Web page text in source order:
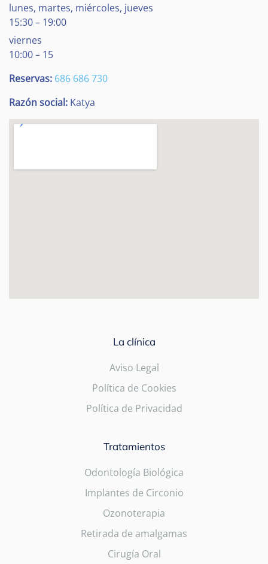
lunes, martes, miércoles, jueves
15:30 – 19:00
viernes
10:00 – 15
Reservas: 686 686 730
Razón social: Katya
La clínica
Aviso Legal
Política de Cookies
Política de Privacidad
Tratamientos
Odontología Biológica
Implantes de Circonio
Ozonoterapia
Retirada de amalgamas
Cirugía Oral